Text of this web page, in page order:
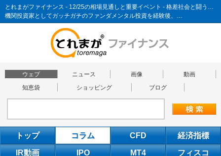
とれまがファイナンス - 12/25の相場見通しと重要イベント - 格差社会と闘う投資術
機関投資家としてガッチガチのファンダメンタル投資を経験後、…
ウェブ ニュース 画像
動画
知恵袋
ショッピング ブログ
トップ コラム CFD 経済指標
IR動画 IPO MT4 フィスコ